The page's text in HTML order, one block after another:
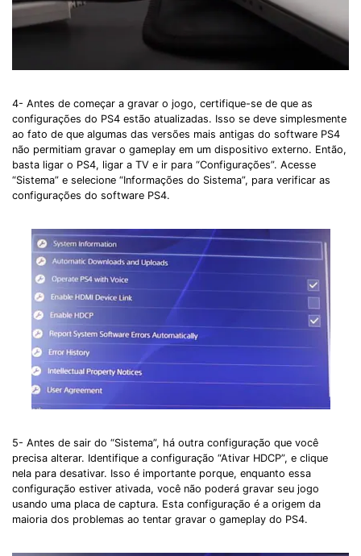
4- Antes de começar a gravar o jogo, certifique-se de que as
configurações do PS4 estão atualizadas. Isso se deve simplesmente
ao fato de que algumas das versões mais antigas do software PS4
não permitiam gravar o gameplay em um dispositivo externo. Então,
basta ligar o PS4, ligar a TV e ir para “Configurações”. Acesse
“Sistema” e selecione “Informações do Sistema”, para verificar as
configurações do software PS4.
5- Antes de sair do “Sistema”, há outra configuração que você
precisa alterar. Identifique a configuração “Ativar HDCP”, e clique
nela para desativar. Isso é importante porque, enquanto essa
configuração estiver ativada, você não poderá gravar seu jogo
usando uma placa de captura. Esta configuração é a origem da
maioria dos problemas ao tentar gravar o gameplay do PS4.